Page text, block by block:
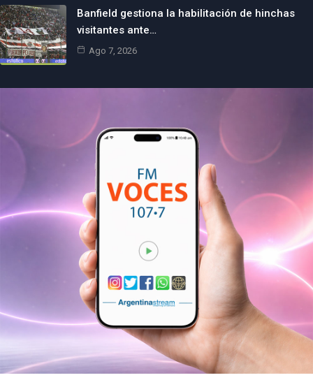
Banfield gestiona la habilitación de hinchas
visitantes ante…
Ago 7, 2026